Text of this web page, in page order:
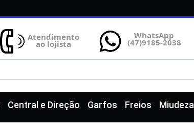
Atendimento
ao lojista
WhatsApp
(47)9185-2038
Central e Direção Garfos Freios